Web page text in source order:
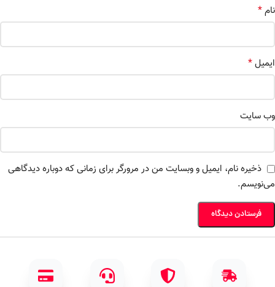
نام*
ایمیل*
وب‌ سایت
ذخیره نام، ایمیل و وبسایت من در مرورگر برای زمانی که دوباره دیدگاهی
می‌نویسم.